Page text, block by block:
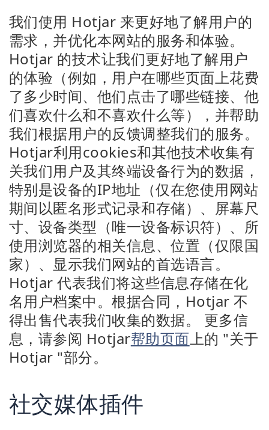
我们使用 Hotjar 来更好地了解用户的
需求，并优化本网站的服务和体验。
Hotjar 的技术让我们更好地了解用户
的体验（例如，用户在哪些页面上花费
了多少时间、他们点击了哪些链接、他
们喜欢什么和不喜欢什么等），并帮助
我们根据用户的反馈调整我们的服务。
Hotjar利用cookies和其他技术收集有
关我们用户及其终端设备行为的数据，
特别是设备的IP地址（仅在您使用网站
期间以匿名形式记录和存储）、屏幕尺
寸、设备类型（唯一设备标识符）、所
使用浏览器的相关信息、位置（仅限国
家）、显示我们网站的首选语言。
Hotjar 代表我们将这些信息存储在化
名用户档案中。根据合同，Hotjar 不
得出售代表我们收集的数据。 更多信
息，请参阅 Hotjar帮助页面上的 "关于
Hotjar "部分。
社交媒体插件